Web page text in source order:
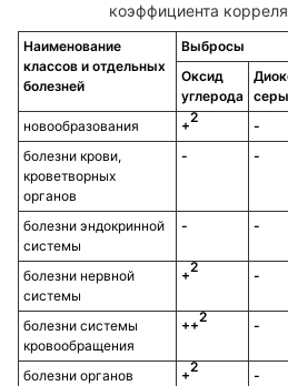
коэффициента
Наименование
классов и отдельных
болезней
Выбросы
Оксид
углерода серы
новообразования +
2
-
болезни крови,
кроветворных
органов
- -
болезни эндокринной
системы
- -
болезни нервной
системы
+
2
-
болезни системы
кровообращения
++
2
-
болезни органов
+
2
-